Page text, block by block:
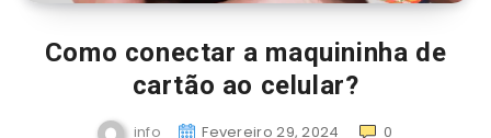
Como conectar a maquininha de
cartão ao celular?
info Fevereiro 29, 2024 0